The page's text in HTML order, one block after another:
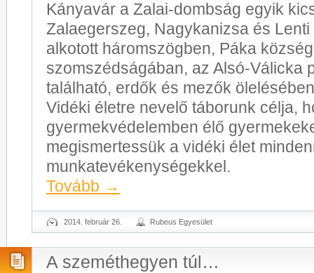
Kányavár a Zalai-dombság egyik
Zalaegerszeg, Nagykanizsa és
alkotott háromszögben, Páka község
szomszédságában, az Alsó-Válicka
található, erdők és mezők
Vidéki életre nevelő táborunk célja,
gyermekvédelemben élő
megismertessük a vidéki élet
munkatevékenységekkel.
Tovább →
2014. február 26. Rubeus Egyesület
A szeméthegyen túl…